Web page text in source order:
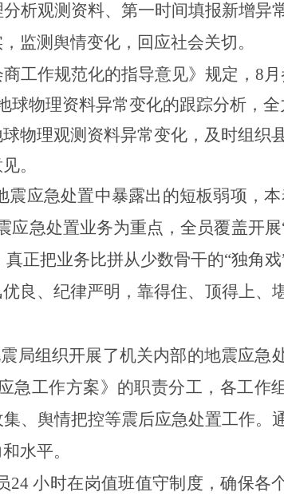
析观测资料、第一时间填报新增异
监测舆情变化，回应社会关切。
工作规范化的指导意见》规定， 8
球物理资料异常变化的跟踪分析，全
物理观测资料异常变化，及时组织
。
震应急处置中暴露出的短板弱项 ，
应急处置业务为重点，全员覆盖开展
真正把业务比拼从少数骨干的“独角
良 、纪律严明，靠得住、顶得上、
局组织开展了机关内部的地震应急
急工作方案》的职责分工，各工作
、舆情把控等震后应急处置工作。
水平。
24小时在岗值班值守制度，确保各